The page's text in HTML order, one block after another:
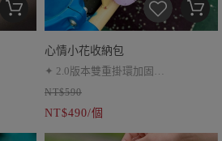
心情小花收納包
✦ 2.0版本雙重掛環加固
✦ 耳機包、小零錢包
✦ 伸縮繩超靈活
NT$590
NT$490/個